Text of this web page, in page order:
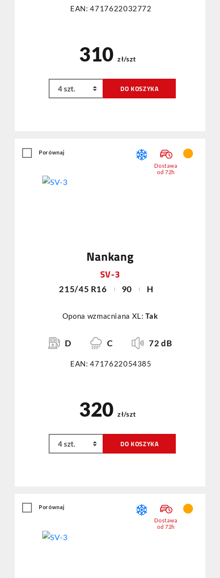
EAN: 4717622032772
310 zł/szt
DO KOSZYKA
Nankang
SV-3
215/45 R16 90 H
Opona wzmacniana XL:Tak
D C 72 dB
EAN: 4717622054385
Porównaj
Dostawa
od 72h
320 zł/szt
DO KOSZYKA
Porównaj
Dostawa
od 72h